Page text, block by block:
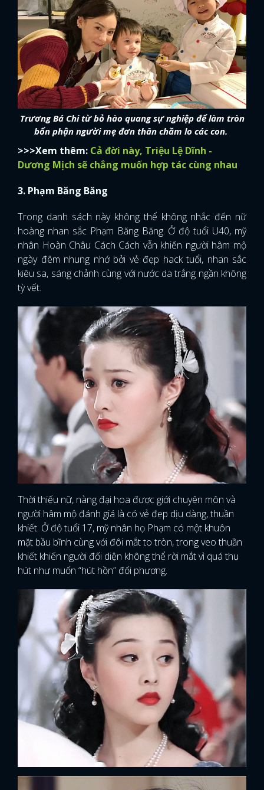
FACEBOOK GOOGLE
Trương Bá Chi từ bỏ hào quang sự nghiệp để làm tròn
bổn phận người mẹ đơn thân chăm lo các con.
>>>Xem thêm: Cả đời này, Triệu Lệ Dĩnh -
Dương Mịch sẽ chẳng muốn hợp tác cùng nhau
3. Phạm Băng Băng
Trong danh sách này không thể không nhắc đến nữ
hoàng nhan sắc Phạm Băng Băng. Ở độ tuổi U40, mỹ
nhân Hoàn Châu Cách Cách vẫn khiến người hâm mộ
ngày đêm nhung nhớ bởi vẻ đẹp hack tuổi, nhan sắc
kiêu sa, sáng chảnh cùng với nước da trắng ngần không
tỳ vết.
Thời thiếu nữ, nàng đại hoa được giới chuyên môn và
người hâm mộ đánh giá là có vẻ đẹp dịu dàng, thuần
khiết. Ở độ tuổi 17, mỹ nhân họ Phạm có một khuôn
mặt bầu bĩnh cùng với đôi mắt to tròn, trong veo thuần
khiết khiến người đối diện không thể rời mắt vì quá thu
hút như muốn “hút hồn” đối phương.